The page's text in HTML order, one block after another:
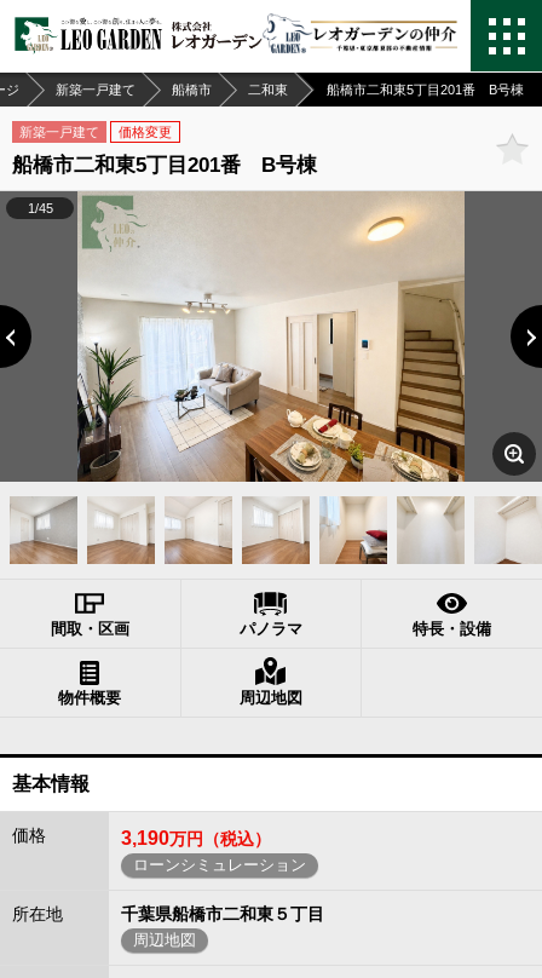
ジ 新築一戸建て 船橋市 二和東 船橋市二和東5丁目201番 B号棟
新築一戸建て 価格変更
船橋市二和東5丁目201番 B号棟
1/45
間取・区画 パノラマ 特長・設備
物件概要 周辺地図
基本情報
価格 3,190万円（税込）
ローンシミュレーション
所在地 千葉県船橋市二和東５丁目
周辺地図